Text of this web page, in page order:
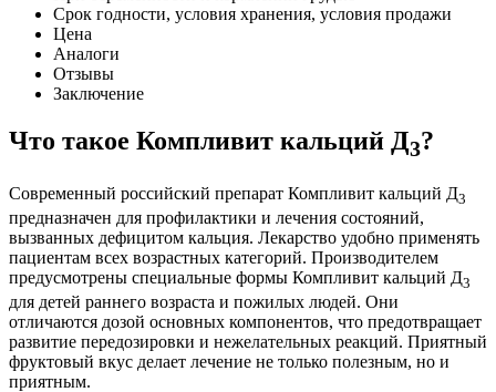
Срок годности, условия хранения, условия продажи
Цена
Аналоги
Отзывы
Заключение
Что такое Компливит кальций Д3?
Современный российский препарат Компливит кальций Д3
предназначен для профилактики и лечения состояний,
вызванных дефицитом кальция. Лекарство удобно применять
пациентам всех возрастных категорий. Производителем
предусмотрены специальные формы Компливит кальций Д3
для детей раннего возраста и пожилых людей. Они
отличаются дозой основных компонентов, что предотвращает
развитие передозировки и нежелательных реакций. Приятный
фруктовый вкус делает лечение не только полезным, но и
приятным.